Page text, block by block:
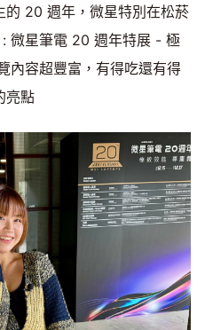
的 20 週年，微星特別在松菸
微星筆電 20 週年特展 - 極
內容超豐富，有得吃還有得
亮點